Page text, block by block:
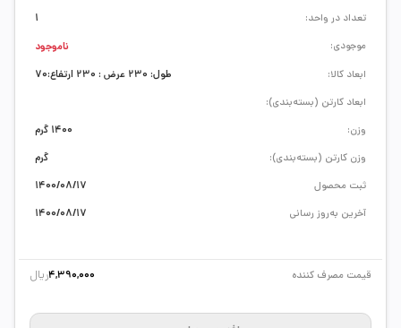
ابعاد کالا:
طول: 230 عرض : 230 ارتفاع:70
ابعاد کارتن (بسته‌بندی):
وزن:
1400 گرم
وزن کارتن (بسته‌بندی):
گرم
ثبت محصول
1400/08/17
آخرین به‌روز رسانی
1400/08/17
تعداد در واحد:
1
موجودی:
ناموجود
قیمت مصرف کننده 4,390,000ریال